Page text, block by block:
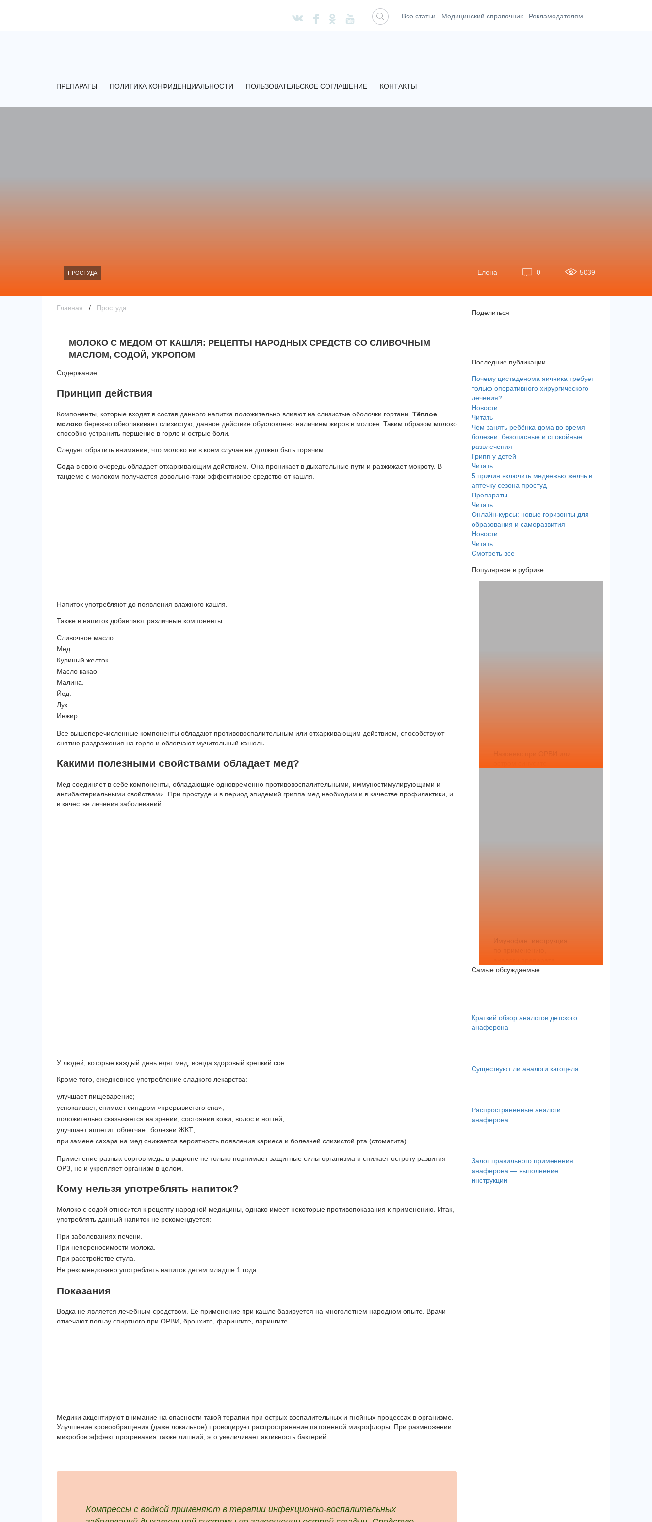
Все статьи Медицинский справочник Рекламодателям
ПРЕПАРАТЫ ПОЛИТИКА КОНФИДЕНЦИАЛЬНОСТИ ПОЛЬЗОВАТЕЛЬСКОЕ СОГЛАШЕНИЕ КОНТАКТЫ
ПРОСТУДА 5039
0
Елена
Главная / Простуда
МОЛОКО С МЕДОМ ОТ КАШЛЯ: РЕЦЕПТЫ НАРОДНЫХ СРЕДСТВ СО СЛИВОЧНЫМ
МАСЛОМ, СОДОЙ, УКРОПОМ
Содержание
Принцип действия
Компоненты, которые входят в состав данного напитка положительно влияют на слизистые оболочки гортани. Тёплое
молоко бережно обволакивает слизистую, данное действие обусловлено наличием жиров в молоке. Таким образом молоко
способно устранить першение в горле и острые боли.
Следует обратить внимание, что молоко ни в коем случае не должно быть горячим.
Сода в свою очередь обладает отхаркивающим действием. Она проникает в дыхательные пути и разжижает мокроту. В
тандеме с молоком получается довольно-таки эффективное средство от кашля.
Напиток употребляют до появления влажного кашля.
Также в напиток добавляют различные компоненты:
Сливочное масло.
Мёд.
Куриный желток.
Масло какао.
Малина.
Йод.
Лук.
Инжир.
Все вышеперечисленные компоненты обладают противовоспалительным или отхаркивающим действием, способствуют
снятию раздражения на горле и облегчают мучительный кашель.
Какими полезными свойствами обладает мед?
Мед соединяет в себе компоненты, обладающие одновременно противовоспалительными, иммуностимулирующими и
антибактериальными свойствами. При простуде и в период эпидемий гриппа мед необходим и в качестве профилактики, и
в качестве лечения заболеваний.
У людей, которые каждый день едят мед, всегда здоровый крепкий сон
Кроме того, ежедневное употребление сладкого лекарства:
улучшает пищеварение;
успокаивает, снимает синдром «прерывистого сна»;
положительно сказывается на зрении, состоянии кожи, волос и ногтей;
улучшает аппетит, облегчает болезни ЖКТ;
при замене сахара на мед снижается вероятность появления кариеса и болезней слизистой рта (стоматита).
Применение разных сортов меда в рационе не только поднимает защитные силы организма и снижает остроту развития
ОРЗ, но и укрепляет организм в целом.
Кому нельзя употреблять напиток?
Молоко с содой относится к рецепту народной медицины, однако имеет некоторые противопоказания к применению. Итак,
употреблять данный напиток не рекомендуется:
При заболеваниях печени.
При непереносимости молока.
При расстройстве стула.
Не рекомендовано употреблять напиток детям младше 1 года.
Показания
Водка не является лечебным средством. Ее применение при кашле базируется на многолетнем народном опыте. Врачи
отмечают пользу спиртного при ОРВИ, бронхите, фарингите, ларингите.
Медики акцентируют внимание на опасности такой терапии при острых воспалительных и гнойных процессах в организме.
Улучшение кровообращения (даже локальное) провоцирует распространение патогенной микрофлоры. При размножении
микробов эффект прогревания также лишний, это увеличивает активность бактерий.
Компрессы с водкой применяют в терапии инфекционно-воспалительных
Поделиться
Последние публикации
Почему цистаденома яичника требует
только оперативного хирургического
лечения?
Новости
Читать
Чем занять ребёнка дома во время
болезни: безопасные и спокойные
развлечения
Грипп у детей
Читать
5 причин включить медвежью желчь в
аптечку сезона простуд
Препараты
Читать
Онлайн-курсы: новые горизонты для
образования и саморазвития
Новости
Читать
Смотреть все
Популярное в рубрике:
Имунофан: инструкция
Самые обсуждаемые
Краткий обзор аналогов детского
анаферона
Существуют ли аналоги кагоцела
Распространенные аналоги
анаферона
Залог правильного применения
анаферона — выполнение
инструкции